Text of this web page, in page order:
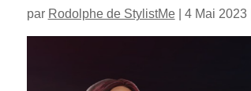
par Rodolphe de StylistMe| 4 Mai 2023|